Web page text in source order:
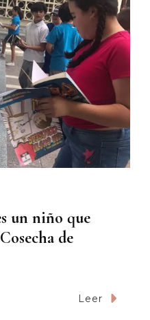
un niño que
de
Leer